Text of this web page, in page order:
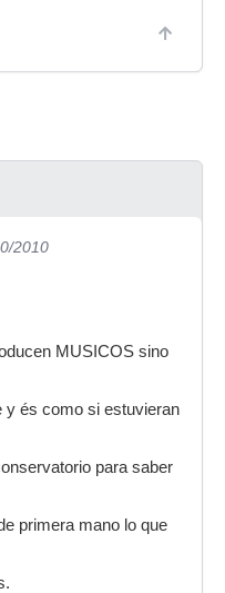
2010
MUSICOS sino
y és como si estuvieran
para saber
primera mano lo que